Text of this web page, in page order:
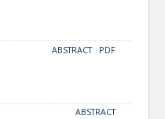
ABSTRACT PDF
ABSTRACT